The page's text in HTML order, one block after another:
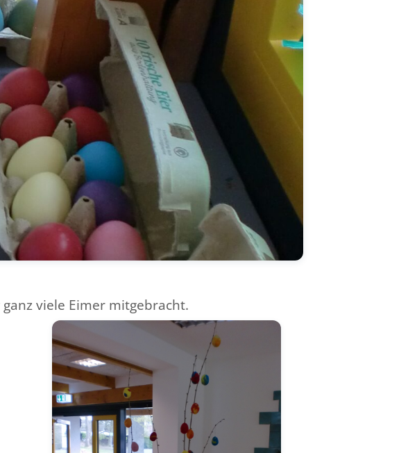
viele Eimer mitgebracht.